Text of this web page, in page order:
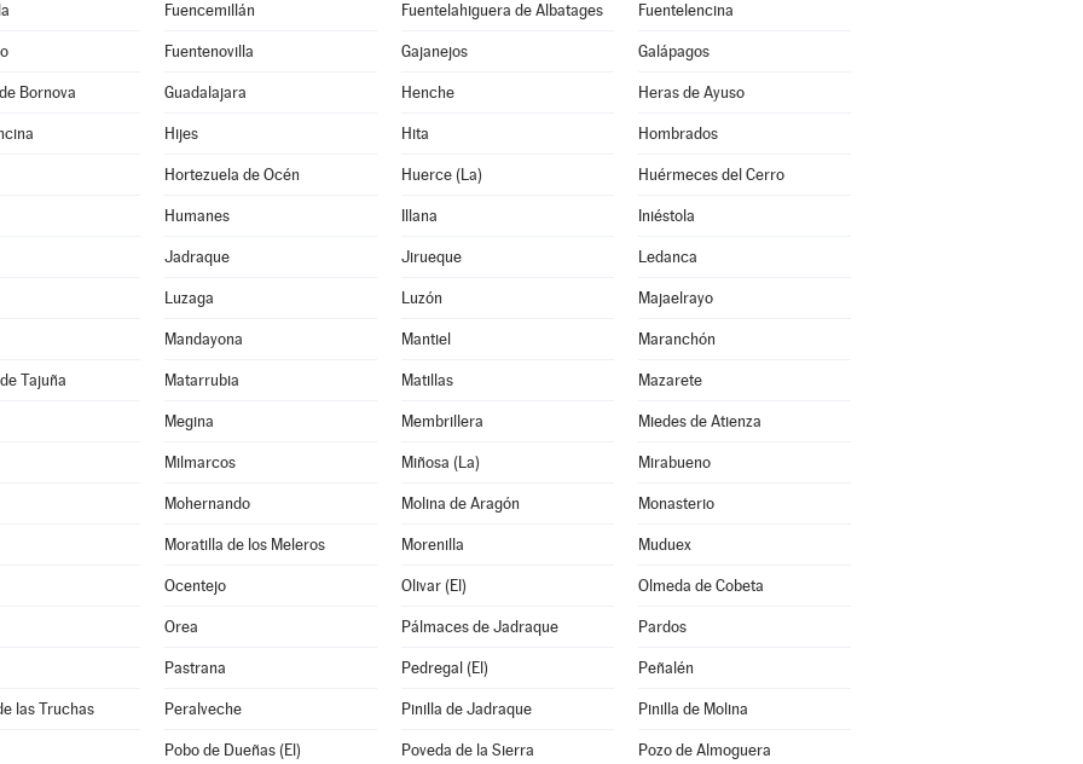
Fuencemillán Fuentelahiguera de Albatages Fuentelencina
Fuentenovilla Gajanejos Galápagos
Bornova Guadalajara Henche Heras de Ayuso
Hijes Hita Hombrados
Hortezuela de Océn Huerce (La) Huérmeces del Cerro
Humanes Illana Iniéstola
Jadraque Jirueque Ledanca
Luzaga Luzón Majaelrayo
Mandayona Mantiel Maranchón
Tajuña Matarrubia Matillas Mazarete
Megina Membrillera Miedes de Atienza
Milmarcos Miñosa (La) Mirabueno
Mohernando Molina de Aragón Monasterio
Moratilla de los Meleros Morenilla Muduex
Ocentejo Olivar (El) Olmeda de Cobeta
Orea Pálmaces de Jadraque Pardos
Pastrana Pedregal (El) Peñalén
las Truchas Peralveche Pinilla de Jadraque Pinilla de Molina
Pobo de Dueñas (El) Poveda de la Sierra Pozo de Almoguera